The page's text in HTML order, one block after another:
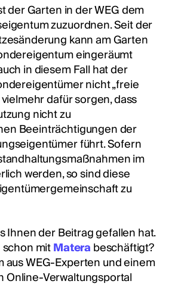
der Garten in der WEG dem
zuzuordnen. Seit der
kann am Garten
eingeräumt
in diesem Fall hat der
nicht „freie
vielmehr dafür sorgen, dass
nicht zu
Beeinträchtigungen der
führt. Sofern
im
werden, so sind diese
zu
Ihnen der Beitrag gefallen hat.
mitMaterabeschäftigt?
aus WEG-Experten und einem
Online-Verwaltungsportal